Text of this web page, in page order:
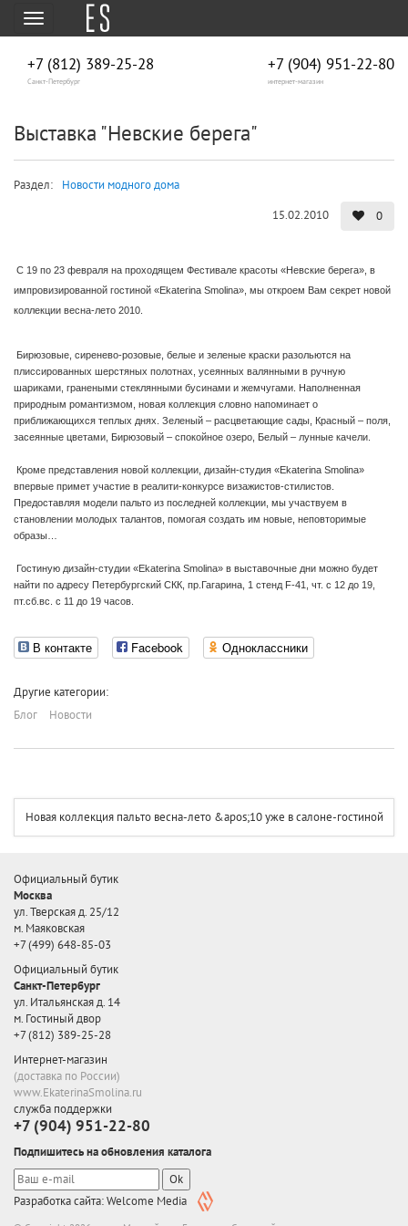
Меню
+7 (812) 389-25-28
Санкт-Петербург
+7 (904) 951‑22‑80
интернет-магазин
Выставка "Невские берега"
Раздел: Новости модного дома
15.02.2010
0
С 19 по 23 февраля на проходящем Фестивале красоты «Невские берега», в
импровизированной гостиной «Ekaterina Smolina», мы откроем Вам секрет новой
коллекции весна-лето 2010.
Бирюзовые, сиренево-розовые, белые и зеленые краски разольются на
плиссированных шерстяных полотнах, усеянных валянными в ручную
шариками, гранеными стеклянными бусинами и жемчугами. Наполненная
природным романтизмом, новая коллекция словно напоминает о
приближающихся теплых днях. Зеленый – расцветающие сады, Красный – поля,
засеянные цветами, Бирюзовый – спокойное озеро, Белый – лунные качели.
Кроме представления новой коллекции, дизайн-студия «Ekaterina Smolina»
впервые примет участие в реалити-конкурсе визажистов-стилистов.
Предоставляя модели пальто из последней коллекции, мы участвуем в
становлении молодых талантов, помогая создать им новые, неповторимые
образы…
Гостиную дизайн-студии «Ekaterina Smolina» в выставочные дни можно будет
найти по адресу Петербургский СКК, пр.Гагарина, 1 стенд F-41, чт. с 12 до 19,
пт.сб.вс. с 11 до 19 часов.
В контакте Facebook Одноклассники
Другие категории:
Блог
Новости
Новая коллекция пальто весна-лето &apos;10 уже в салоне-гостиной
Официальный бутик
Москва
ул. Тверская д. 25/12
м. Маяковская
+7 (499) 648-85-03
Официальный бутик
Санкт-Петербург
ул. Итальянская д. 14
м. Гостиный двор
+7 (812) 389-25-28
Интернет-магазин
(доставка по России)
www.EkaterinaSmolina.ru
служба поддержки
+7 (904) 951-22-80
Подпишитесь на обновления каталога
Ok
Разработка сайта: Welcome Media